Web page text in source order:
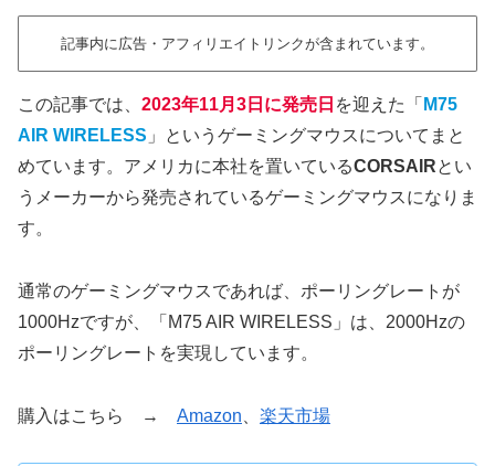
記事内に広告・アフィリエイトリンクが含まれています。
この記事では、 2023年11月3日に発売日 を迎えた「 M75
AIR WIRELESS 」というゲーミングマウスについてまと
めています。アメリカに本社を置いているCORSAIRとい
うメーカーから発売されているゲーミングマウスになりま
す。
通常のゲーミングマウスであれば、ポーリングレートが
1000Hzですが、「M75 AIR WIRELESS」は、2000Hzの
ポーリングレートを実現しています。
購入はこちら → Amazon 楽天市場